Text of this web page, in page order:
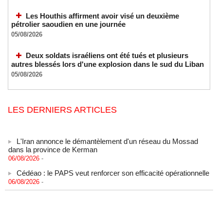
Les Houthis affirment avoir visé un deuxième
pétrolier saoudien en une journée
05/08/2026
Deux soldats israéliens ont été tués et plusieurs
autres blessés lors d'une explosion dans le sud du Liban
05/08/2026
LES DERNIERS ARTICLES
dans la province de Kerman
06/08/2026 -
06/08/2026
L'armée nigériane obtient une hausse salariale historique